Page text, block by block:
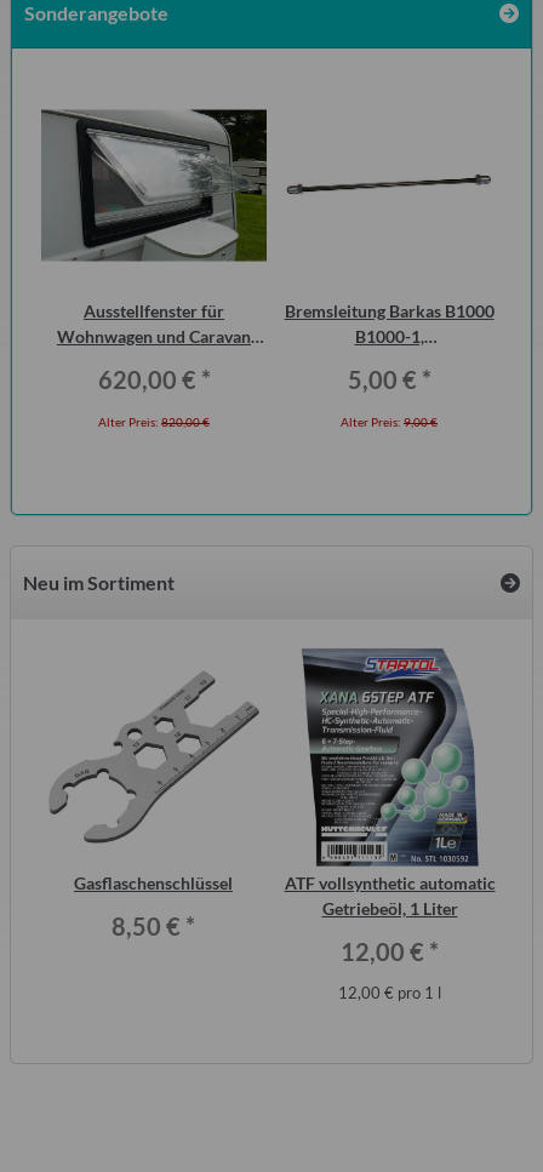
Sonderangebote
Ausstellfenster für
Wohnwagen und Caravan
Seitz
620,00 € *
Alter Preis: 820,00 €
Bremsleitung Barkas B1000
B1000-1,
5,00 € *
Alter Preis: 9,00 €
Neu im Sortiment
Gasflaschenschlüssel
8,50 € *
ATF vollsynthetic automatic
Getriebeöl, 1 Liter
12,00 € *
12,00 € pro 1 l